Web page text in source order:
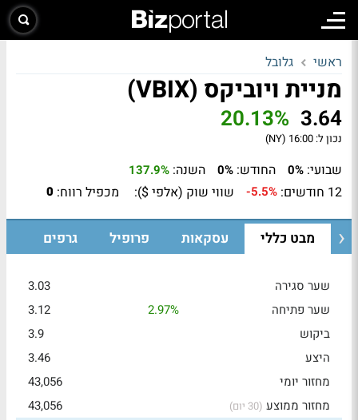
ראשי גלובל
מניית ויוביקס (VBIX)
3.64
20.13%
נכון ל: 16:00 (NY)
שבועי: 0% החודש: 0% השנה: 137.9%
12 חודשים: -5.5% שווי שוק (אלפי $): מכפיל רווח: 0
מבט כללי עסקאות פרופיל גרפים
שער סגירה
3.03
שער פתיחה
2.97%
3.12
ביקוש
3.9
היצע
3.46
מחזור יומי
43,056
מחזור ממוצע (30 יום)
43,056